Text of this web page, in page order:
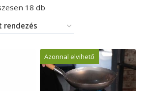
18 db
Azonnal elvihető